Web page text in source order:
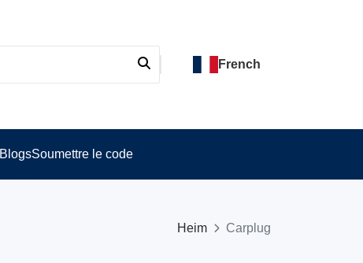
French
BlogsSoumettre le code
Heim Carplug